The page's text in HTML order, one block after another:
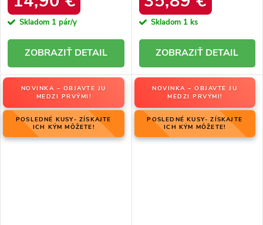
Skladom 1 pár/y
DETAIL
Skladom 1 ks
DETAIL
NOVINKA – OBJAVTE JU
MEDZI PRVÝMI!
POSLEDNÉ KUSY- ZÍSKAJTE
ICH KÝM MÔŽETE!
NOVINKA – OBJAVTE JU
MEDZI PRVÝMI!
POSLEDNÉ KUSY- ZÍSKAJTE
ICH KÝM MÔŽETE!